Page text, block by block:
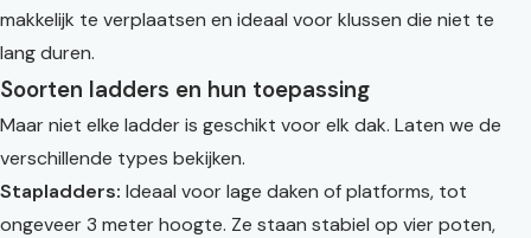
makkelijk te verplaatsen en ideaal voor klussen die niet te
lang duren.
Soorten ladders en hun toepassing
Maar niet elke ladder is geschikt voor elk dak. Laten we de
verschillende types bekijken.
Stapladders: Ideaal voor lage daken of platforms, tot
ongeveer 3 meter hoogte. Ze staan stabiel op vier poten,